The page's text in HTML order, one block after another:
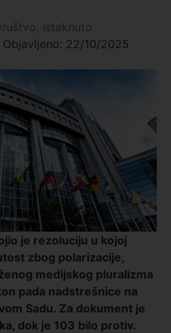
Istaknuto
Objavljeno: 22/10/2025
je rezoluciju u kojoj
zbog polarizacije,
medijskog pluralizma
pada nadstrešnice na
Sadu. Za dokument je
dok je 103 bilo protiv.